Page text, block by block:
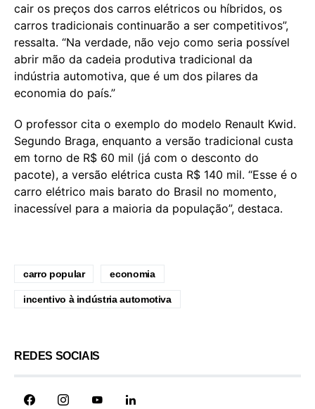
cair os preços dos carros elétricos ou híbridos, os
carros tradicionais continuarão a ser competitivos”,
ressalta. “Na verdade, não vejo como seria possível
abrir mão da cadeia produtiva tradicional da
indústria automotiva, que é um dos pilares da
economia do país.”
O professor cita o exemplo do modelo Renault Kwid.
Segundo Braga, enquanto a versão tradicional custa
em torno de R$ 60 mil (já com o desconto do
pacote), a versão elétrica custa R$ 140 mil. “Esse é o
carro elétrico mais barato do Brasil no momento,
inacessível para a maioria da população”, destaca.
carro popular economia
incentivo à indústria automotiva
REDES SOCIAIS